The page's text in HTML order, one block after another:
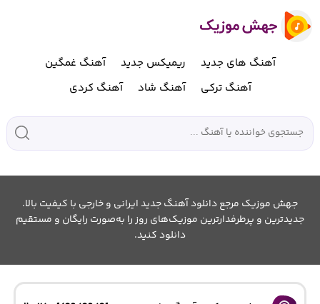
آهنگ های جدید ریمیکس جدید
آهنگ غمگین
آهنگ ترکی
آهنگ شاد آهنگ کردی
جهش موزیک مرجع دانلود آهنگ جدید ایرانی و خارجی با کیفیت بالا.
جدیدترین و پرطرفدارترین موزیک‌های روز را به‌صورت رایگان و مستقیم
دانلود کنید.